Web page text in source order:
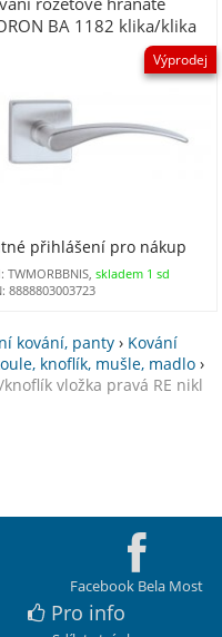
BA 1182 klika/klika
matný nikl NI-SAT
Výprodej
přihlášení pro nákup
TWMORBBNIS,skladem 1 sd
8888803003723
kování, panty › Kování
knoflík, mušle, madlo ›
vložka pravá RE nikl
Facebook Bela Most
Pro info